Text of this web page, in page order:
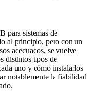
para sistemas de
al principio, pero con un
adecuados, se vuelve
distintos tipos de
uno y cómo instalarlos
notablemente la fiabilidad